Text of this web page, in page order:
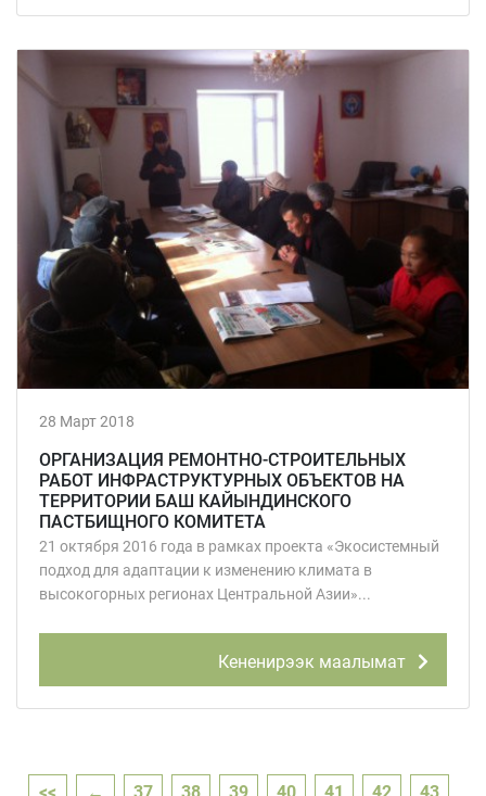
28 Март 2018
ОРГАНИЗАЦИЯ РЕМОНТНО-СТРОИТЕЛЬНЫХ
РАБОТ ИНФРАСТРУКТУРНЫХ ОБЪЕКТОВ НА
ТЕРРИТОРИИ БАШ КАЙЫНДИНСКОГО
ПАСТБИЩНОГО КОМИТЕТА
21 октября 2016 года в рамках проекта «Экосистемный
подход для адаптации к изменению климата в
высокогорных регионах Центральной Азии»...
Кененирээк маалымат